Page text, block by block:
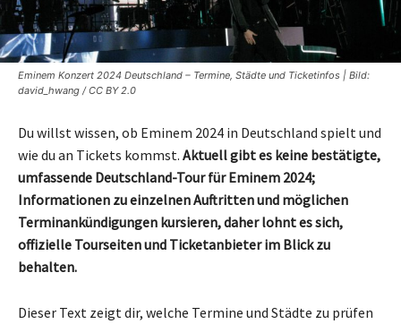
Eminem Konzert 2024 Deutschland – Termine, Städte und Ticketinfos | Bild:
david_hwang / CC BY 2.0
Du willst wissen, ob Eminem 2024 in Deutschland spielt und
wie du an Tickets kommst. Aktuell gibt es keine bestätigte,
umfassende Deutschland-Tour für Eminem 2024;
Informationen zu einzelnen Auftritten und möglichen
Terminankündigungen kursieren, daher lohnt es sich,
offizielle Tourseiten und Ticketanbieter im Blick zu
behalten.
Dieser Text zeigt dir, welche Termine und Städte zu prüfen